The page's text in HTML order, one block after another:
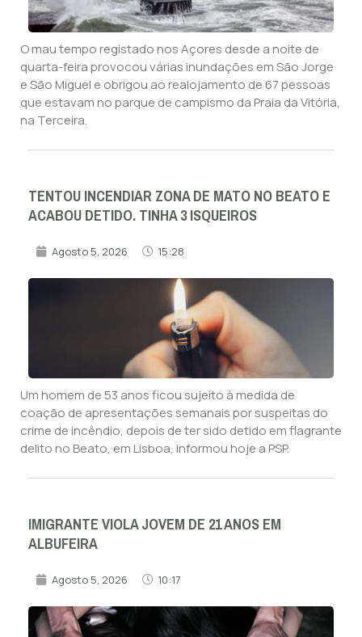
O mau tempo registado nos Açores desde a noite de
quarta-feira provocou várias inundações em São Jorge
e São Miguel e obrigou ao realojamento de 67 pessoas
que estavam no parque de campismo da Praia da Vitória,
na Terceira.
TENTOU INCENDIAR ZONA DE MATO NO BEATO E
ACABOU DETIDO. TINHA 3 ISQUEIROS
Agosto 5, 2026 15:28
Um homem de 53 anos ficou sujeito à medida de
coação de apresentações semanais por suspeitas do
crime de incêndio, depois de ter sido detido em flagrante
delito no Beato, em Lisboa, informou hoje a PSP.
IMIGRANTE VIOLA JOVEM DE 21 ANOS EM
ALBUFEIRA
Agosto 5, 2026 10:17